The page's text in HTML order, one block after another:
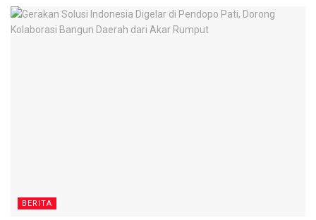
BERITA